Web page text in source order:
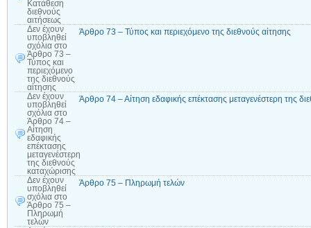
Κατάθεση
διεθνούς
αιτήσεως
Δεν έχουν
υποβληθεί
σχόλια στο
Άρθρο 73 –
Τύπος και
περιεχόμενο
της διεθνούς
αίτησης
Άρθρο 73 – Τύπος και περιεχόμενο της διεθνούς αίτησης
Δεν έχουν
υποβληθεί
σχόλια στο
Άρθρο 74 –
Αίτηση
εδαφικής
επέκτασης
μεταγενέστερη
της διεθνούς
καταχώρισης
Άρθρο 74 – Αίτηση εδαφικής επέκτασης μεταγενέστερη της
Δεν έχουν
υποβληθεί
σχόλια στο
Άρθρο 75 –
Πληρωμή
τελών
Άρθρο 75 – Πληρωμή τελών